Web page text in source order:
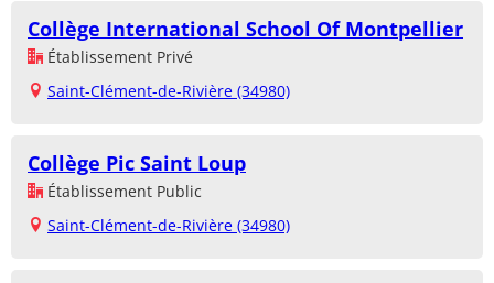
Collège International School Of Montpellier
Établissement Privé
Saint-Clément-de-Rivière (34980)
Collège Pic Saint Loup
Établissement Public
Saint-Clément-de-Rivière (34980)